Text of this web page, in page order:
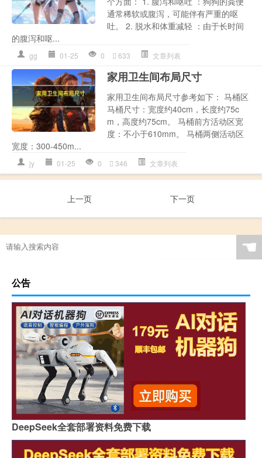
通常稀软或腹泻，可能伴有严重的呕
吐。 2. 脱水和体重减轻 ：由于长时间
的腹泻和呕...
gg 01-25 0 633 文章列表
家用卫生间布局尺寸
家用卫生间布局尺寸参考如下： 马桶区
马桶尺寸：宽度约40cm，长度约75c
m，高度约75cm。 马桶前方活动区宽
度：不小于610mm。 马桶两侧活动区
宽度：300-450m...
jy 01-25 0 346 文章列表
上一页 下一页
☚
公告
DeepSeek全套部署资料免费下载